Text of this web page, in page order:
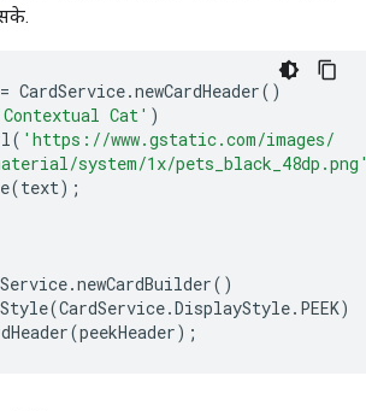
= CardService.newCardHeader()
Cat' )
( 'https://www.gstatic.com/images/
system/1x/
(text);
.newCardBuilder()
(CardService.DisplayStyle. PEEK)
(peekHeader);